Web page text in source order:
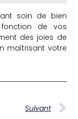
soin de bien
de vos
des joies de
maîtrisant votre
Suivant